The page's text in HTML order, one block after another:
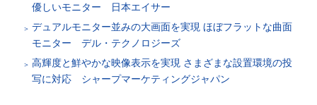
優しいモニター 日本エイサー
デュアルモニター並みの大画面を実現 ほぼフラットな曲面
モニター デル・テクノロジーズ
高輝度と鮮やかな映像表示を実現 さまざまな設置環境の投
写に対応 シャープマーケティングジャパン